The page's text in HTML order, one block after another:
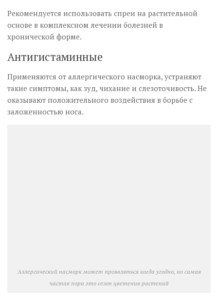
Рекомендуется использовать спреи на растительной
основе в комплексном лечении болезней в
хронической форме.
Антигистаминные
Применяются от аллергического насморка, устраняют
такие симптомы, как зуд, чихание и слезоточивость. Не
оказывают положительного воздействия в борьбе с
заложенностью носа.
Аллергический насморк может проявляться когда угодно, но самая
частая пора это сезон цветения растений